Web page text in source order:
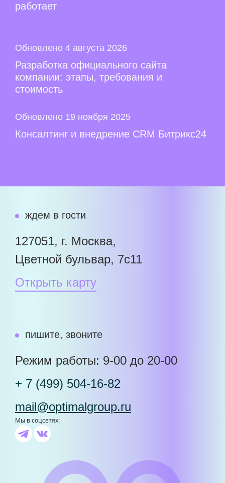
работает
Обновлено 4 августа 2026
Разработка официального сайта
компании: этапы, требования и
стоимость
Обновлено 19 ноября 2025
Консалтинг и внедрение CRM Битрикс24
ждем в гости
127051, г. Москва,
Цветной бульвар, 7с11
Открыть карту
пишите, звоните
Режим работы: 9-00 до 20-00
+ 7 (499) 504-16-82
mail@optimalgroup.ru
Мы в соцсетях: